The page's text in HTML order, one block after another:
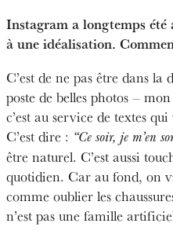
Instagram a longtemps été
à une idéalisation.
C’est de ne pas être dans
poste de belles photos –
c’est au service de textes
C’est dire : “Ce soir, je m’en
être naturel. C’est aussi
quotidien. Car au fond, on
comme oublier les
n’est pas une famille